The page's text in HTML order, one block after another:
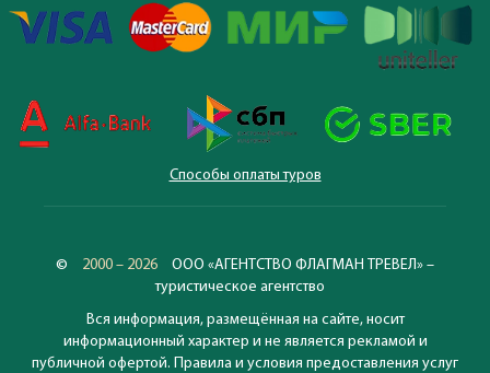
Способы оплаты туров
© 2000 – 2026
ООО «АГЕНТСТВО ФЛАГМАН ТРЕВЕЛ» –
туристическое агентство
Вся информация, размещённая на сайте, носит
информационный характер и не является рекламой и
публичной офертой. Правила и условия предоставления услуг